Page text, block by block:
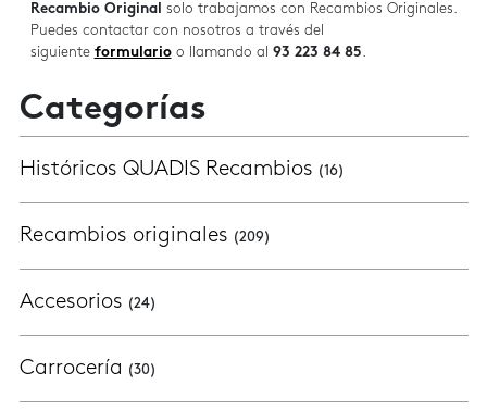
Categorías
Históricos QUADIS Recambios (16)
Recambios originales (209)
Accesorios (24)
Carrocería (30)
Recambio Original
solo trabajamos con Recambios Originales.
Puedes contactar con nosotros a través del
siguiente formularioo llamando al 93 223 84 85.